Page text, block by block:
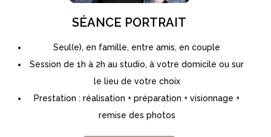
SÉANCE PORTRAIT
Seul(e), en famille, entre amis, en couple
Session de 1h à 2h au studio, à votre domicile ou sur
le lieu de votre choix
Prestation : réalisation + préparation + visionnage +
remise des photos